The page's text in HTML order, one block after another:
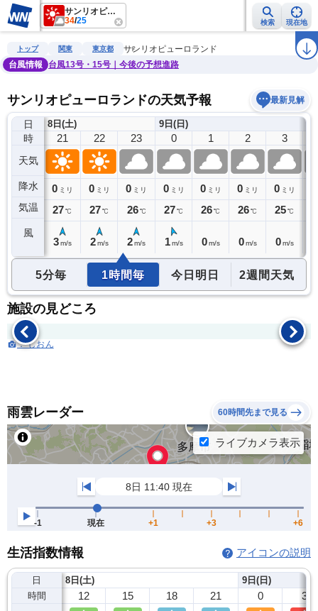
サンリオピューロランド
34/25 検索 現在地
雨雲レーダー 台風情報 地震情報 警報・注意報 ラ
トップ 関東 東京都
サンリオピューロランド
台風情報
台風13号・15号｜今後の予想進路
サンリオピューロランドの天気予報 最新見解
日
時
天気
降水
気温
風
8日(土)
20
0ミリ
27℃
21
0 ミリ
27℃
3 m/s
22
0 ミリ
27℃
2 m/s
23
0 ミリ
26 ℃
2m/s
9日(日)
0
0 ミリ
27℃
1 m/s
1
0 ミリ
26℃
0 m/s
2
0 ミリ
26℃
0 m/s
3
0 ミリ
25℃
0 m/s
5分毎 1時間毎 今日明日 2週間天気
施設の見どころ
： しおん
雨雲レーダー 60時間先まで見る
生活指数情報 アイコンの説明
日
時間
8日(土)
12 15 18 21
9日(日)
0 3